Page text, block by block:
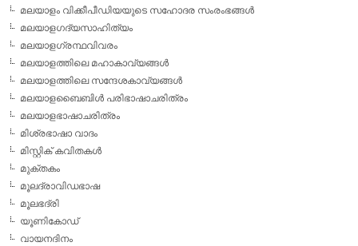
മലയാളം വിക്കീപീഡിയയുടെ സഹോദര സംരംഭങ്ങള്‍
മലയാളഗദ്യസാഹിത്യം
മലയാളഗ്രന്ഥവിവരം
മലയാളത്തിലെ മഹാകാവ്യങ്ങള്‍
മലയാളത്തിലെ സന്ദേശകാവ്യങ്ങള്‍
മലയാളബൈബിള്‍ പരിഭാഷാചരിത്രം
മലയാളഭാഷാചരിത്രം
മിശ്രഭാഷാ വാദം
മിസ്റ്റിക് കവിതകള്‍
മുക്തകം
മൂലദ്രാവിഡഭാഷ
മൂലഭദ്രി
യൂണികോഡ്
വായനദിനം